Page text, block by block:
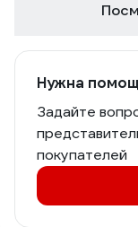
Нужна
Задайте
покупателей